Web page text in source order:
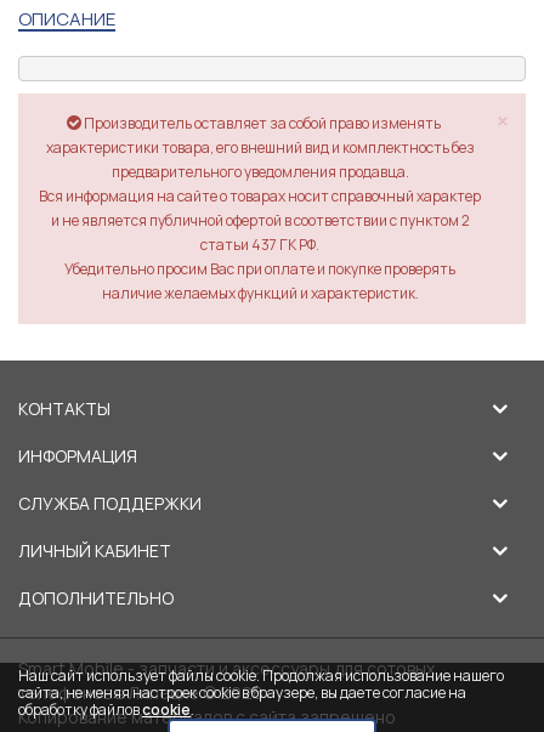
ОПИСАНИЕ
×
Производитель оставляет за собой право изменять
характеристики товара, его внешний вид и комплектность без
предварительного уведомления продавца.
Вся информация на сайте о товарах носит справочный характер
и не является публичной офертой в соответствии с пунктом 2
статьи 437 ГК РФ.
Убедительно просим Вас при оплате и покупке проверять
наличие желаемых функций и характеристик.
КОНТАКТЫ
ИНФОРМАЦИЯ
СЛУЖБА ПОДДЕРЖКИ
ЛИЧНЫЙ КАБИНЕТ
ДОПОЛНИТЕЛЬНО
Smart Mobile - запчасти и аксессуары для сотовых
телефонов в Липецке © 2026
Копирование материалов с сайта запрещено
Наш сайт использует файлы cookie. Продолжая использование нашего
сайта, не меняя настроек cookie в браузере, вы даете согласие на
обработку файловcookie.